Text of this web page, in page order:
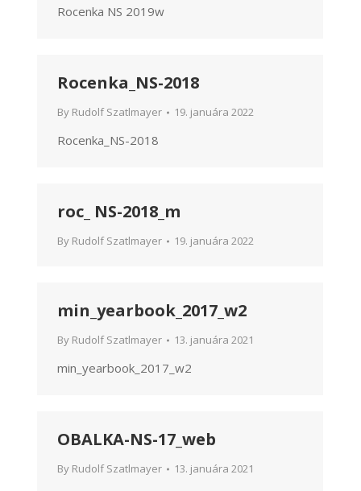
Rocenka NS 2019w
Rocenka_NS-2018
By Rudolf Szatlmayer 19. januára 2022
Rocenka_NS-2018
roc_ NS-2018_m
By Rudolf Szatlmayer 19. januára 2022
min_yearbook_2017_w2
By Rudolf Szatlmayer 13. januára 2021
min_yearbook_2017_w2
OBALKA-NS-17_web
By Rudolf Szatlmayer 13. januára 2021